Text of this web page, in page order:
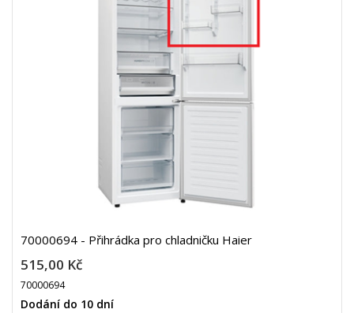
70000694 - Přihrádka pro chladničku Haier
515,00 Kč
70000694
Dodání do 10 dní